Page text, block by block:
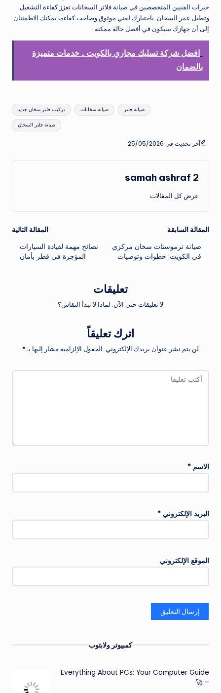
خبرات الفنيين المتخصصين في صيانة فلاتر السخانات تعزز كفاءة التشغيل
وتطيل عمر السخان. باختيارك لفني موثوق وصاحب كفاءة، يمكنك الاطمئنان
إلى أن جهازك سيكون في أفضل حالة ممكنة.
افضل شركة تسليك مجاري بالكويت .. خدمات متميزة
بالضمان
تركيب فلتر سخان جديد صيانة سخانات صيانة فلتر
صيانة فلتر السخان
آخر تحديث في 25/05/2026
samah ashraf 2
عرض كل المقالات
تصفّح
المقالات
المقالة السابقة
صيانة ترموستات سخان مركزي
في الكويت: خطوات وتوصيات
المقالة التالية
نصائح مهمة لقيادة السيارات
المؤجرة في قطر بأمان
تعليقات
لا تعليقات حتى الآن. لماذا لا تبدأ النقاش؟
اترك تعليقاً
لن يتم نشر عنوان بريدك الإلكتروني. الحقول الإلزامية مشار إليها بـ*
الاسم *
البريد الإلكتروني *
الموقع الإلكتروني
كمبيوتر ولابتوب
Everything About PCs: Your Computer Guide
– 🚀